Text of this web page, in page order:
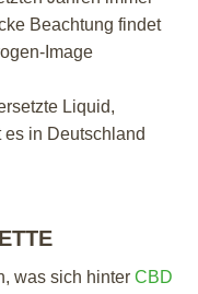
Beachtung findet
Image
Liquid,
in Deutschland
was sich hinter CBD